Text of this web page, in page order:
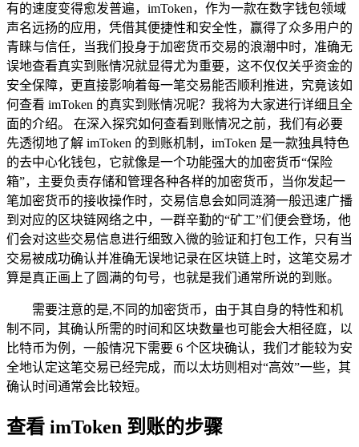
有的速度变得愈发普遍，imToken，作为一款在数字钱包领域
声名远扬的应用，凭借其便捷性和安全性，赢得了众多用户的
青睐与信任，当我们投身于加密货币交易的浪潮中时，准确无
误地查看真实到账情况就显得尤为重要，这不仅仅关乎资金的
安全保障，更直接影响着每一笔交易能否顺利推进，究竟该如
何查看 imToken 的真实到账情况呢？我将为大家进行详细且全
面的介绍。 在深入探究如何查看到账情况之前，我们有必要
先透彻地了解 imToken 的到账机制，imToken 是一款独具特色
的去中心化钱包，它就像是一个功能强大的加密货币“保险
箱”，主要负责存储和管理各种各样的加密货币，当你发起一
笔加密货币的接收操作时，交易信息会如同涟漪一般迅速广播
到对应的区块链网络之中，一群辛勤的“矿工”们便会登场，他
们会对这些交易信息进行细致入微的验证和打包工作，只有当
交易被成功确认并准确无误地记录在区块链上时，这笔交易才
算是真正画上了圆满的句号，也就是我们通常所说的到账。
需要注意的是,不同的加密货币，由于其自身的特性和机
制不同，其确认所需的时间和区块数量也可能会大相径庭，以
比特币为例，一般情况下需要 6 个区块确认，我们才能较为安
全地认定这笔交易已经完成，而以太坊则相对“高效”一些，其
确认时间通常会比较短。
查看 imToken 到账的步骤